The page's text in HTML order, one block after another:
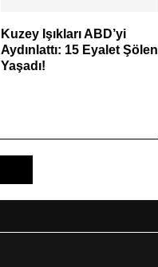
Kuzey Işıkları ABD’yi
Aydınlattı: 15 Eyalet Şölen
Yaşadı!